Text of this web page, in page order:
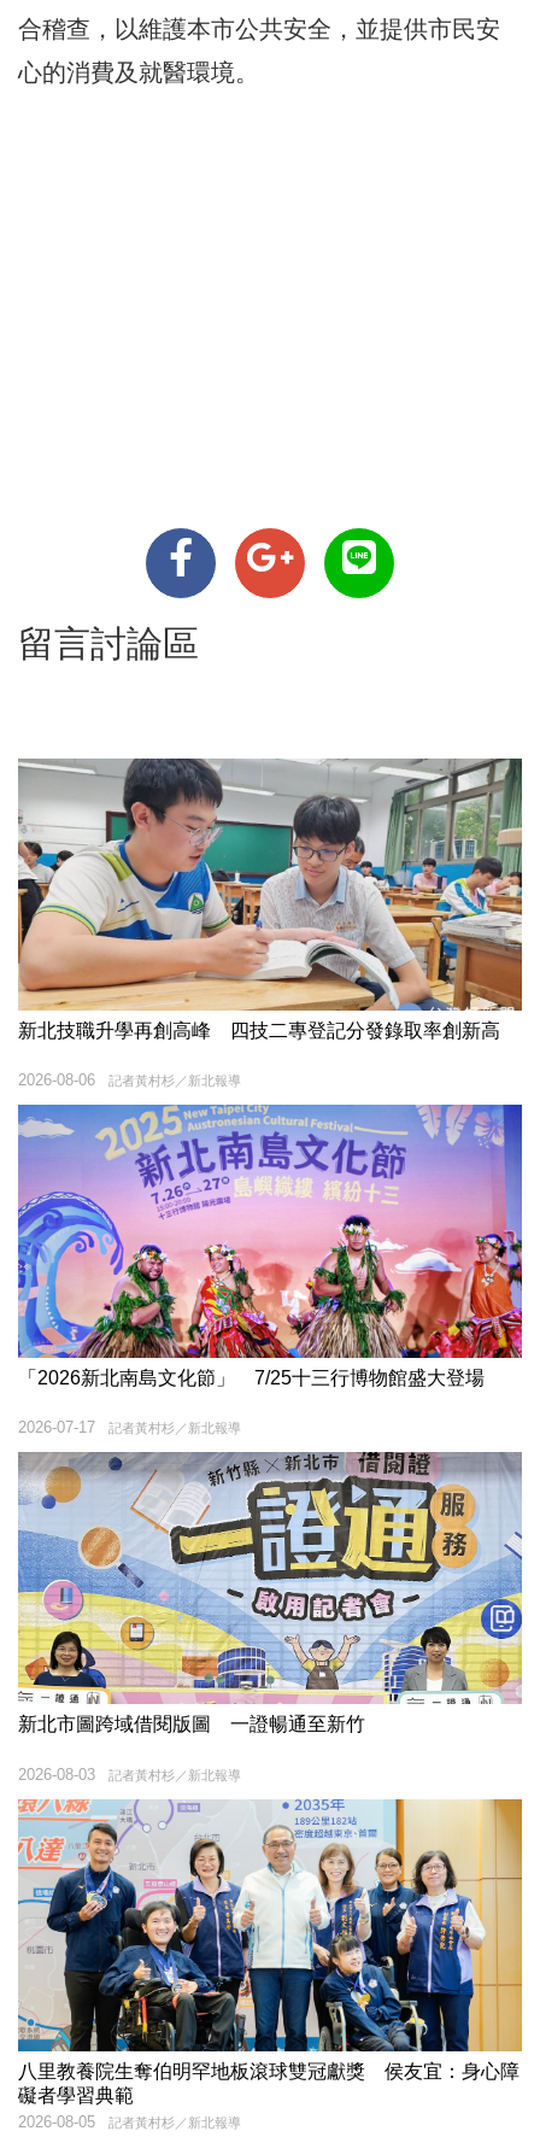
合稽查，以維護本市公共安全，並提供市民安
心的消費及就醫環境。
留言討論區
新北技職升學再創高峰 四技二專登記分發錄取率創新高
記者黃村杉／新北報導
2026-08-06
「2026新北南島文化節」 7/25十三行博物館盛大登場
記者黃村杉／新北報導
2026-07-17
新北市圖跨域借閱版圖 一證暢通至新竹
記者黃村杉／新北報導
2026-08-03
八里教養院生奪伯明罕地板滾球雙冠獻獎 侯友宜：身心障
礙者學習典範
記者黃村杉／新北報導
2026-08-05